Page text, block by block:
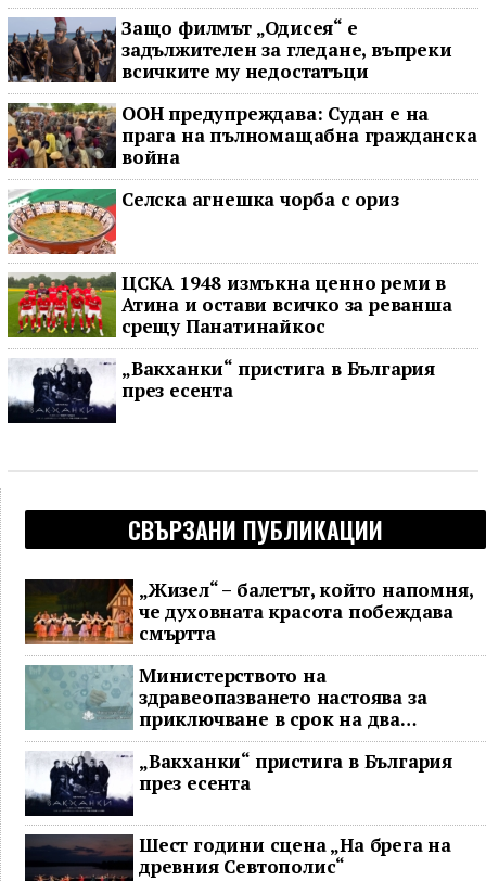
Защо филмът „Одисея“ е
задължителен за гледане, въпреки
всичките му недостатъци
ООН предупреждава: Судан е на
прага на пълномащабна гражданска
война
Селска агнешка чорба с ориз
ЦСКА 1948 измъкна ценно реми в
Атина и остави всичко за реванша
срещу Панатинайкос
„Вакханки“ пристига в България
през есента
СВЪРЗАНИ ПУБЛИКАЦИИ
„Жизел“ – балетът, който напомня,
че духовната красота побеждава
смъртта
Министерството на
здравеопазването настоява за
приключване в срок на два
ключови строителни проекта
„Вакханки“ пристига в България
през есента
Шест години сцена „На брега на
древния Севтополис“